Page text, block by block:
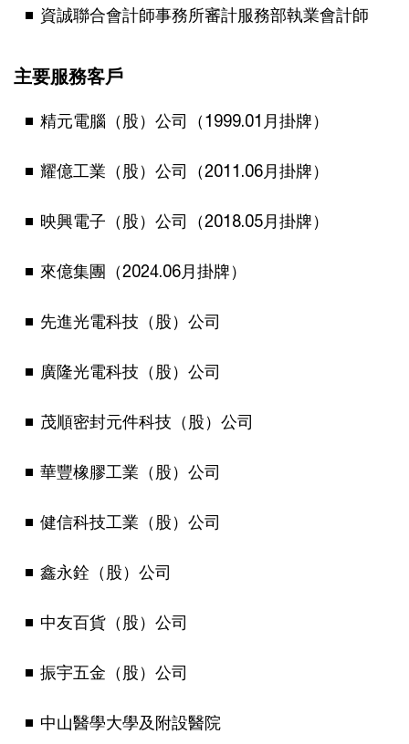
資誠聯合會計師事務所審計服務部執業會計師
主要服務客戶
精元電腦（股）公司（1999.01月掛牌）
耀億工業（股）公司（2011.06月掛牌）
映興電子（股）公司（2018.05月掛牌）
來億集團（2024.06月掛牌）
先進光電科技（股）公司
廣隆光電科技（股）公司
茂順密封元件科技（股）公司
華豐橡膠工業（股）公司
健信科技工業（股）公司
鑫永銓（股）公司
中友百貨（股）公司
振宇五金（股）公司
中山醫學大學及附設醫院